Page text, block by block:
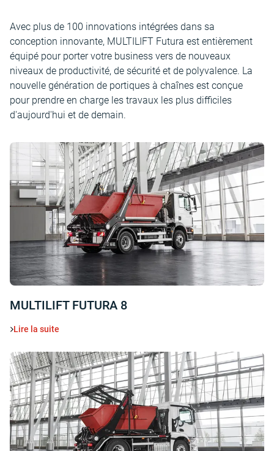
Avec plus de 100 innovations intégrées dans sa
conception innovante, MULTILIFT Futura est entièrement
équipé pour porter votre business vers de nouveaux
niveaux de productivité, de sécurité et de polyvalence. La
nouvelle génération de portiques à chaînes est conçue
pour prendre en charge les travaux les plus difficiles
d'aujourd'hui et de demain.
MULTILIFT FUTURA 8
Lire la suite